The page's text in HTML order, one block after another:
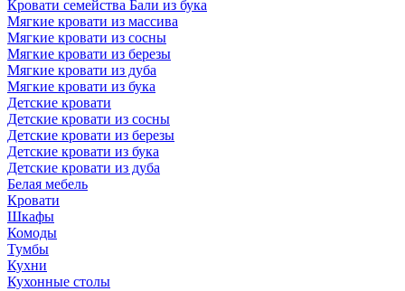
Кровати семейства Бали из бука
Мягкие кровати из массива
Мягкие кровати из сосны
Мягкие кровати из березы
Мягкие кровати из дуба
Мягкие кровати из бука
Детские кровати
Детские кровати из сосны
Детские кровати из березы
Детские кровати из бука
Детские кровати из дуба
Белая мебель
Кровати
Шкафы
Комоды
Тумбы
Кухни
Кухонные столы